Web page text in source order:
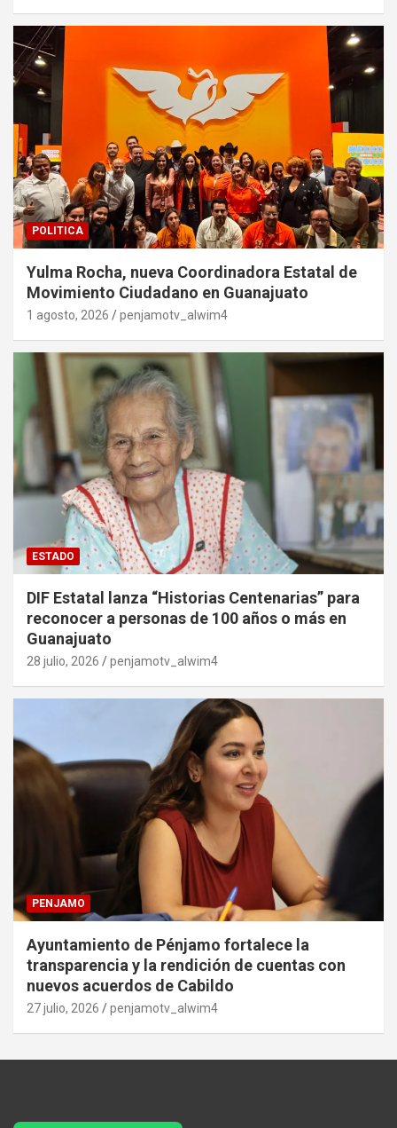
POLITICA
Yulma Rocha, nueva Coordinadora Estatal de
Movimiento Ciudadano en Guanajuato
1 agosto, 2026 penjamotv_alwim4
ESTADO
DIF Estatal lanza “Historias Centenarias” para
reconocer a personas de 100 años o más en
Guanajuato
28 julio, 2026 penjamotv_alwim4
PENJAMO
Ayuntamiento de Pénjamo fortalece la
transparencia y la rendición de cuentas con
nuevos acuerdos de Cabildo
27 julio, 2026 penjamotv_alwim4